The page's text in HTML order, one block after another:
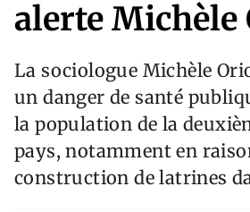
alerte Michèle
La sociologue Michèle
un danger de santé
la population de la
pays, notamment en
construction de latrines